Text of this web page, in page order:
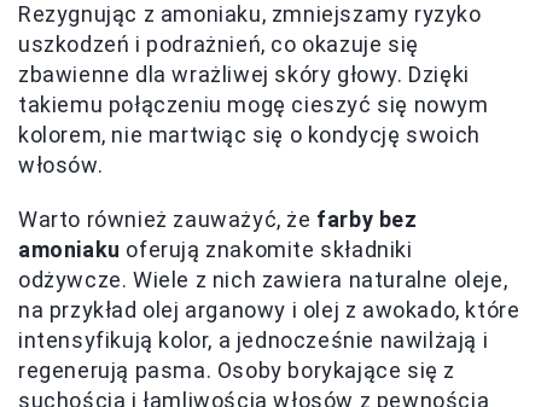
Rezygnując z amoniaku, zmniejszamy ryzyko
uszkodzeń i podrażnień, co okazuje się
zbawienne dla wrażliwej skóry głowy. Dzięki
takiemu połączeniu mogę cieszyć się nowym
kolorem, nie martwiąc się o kondycję swoich
włosów.
Warto również zauważyć, że farby bez
amoniaku oferują znakomite składniki
odżywcze. Wiele z nich zawiera naturalne oleje,
na przykład olej arganowy i olej z awokado, które
intensyfikują kolor, a jednocześnie nawilżają i
regenerują pasma. Osoby borykające się z
suchością i łamliwością włosów z pewnością